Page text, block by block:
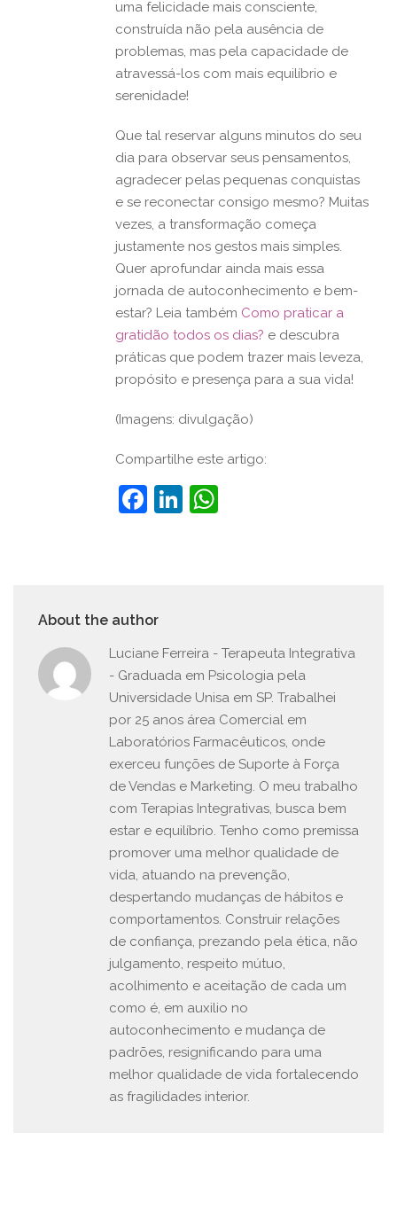
uma felicidade mais consciente,
construída não pela ausência de
problemas, mas pela capacidade de
atravessá-los com mais equilíbrio e
serenidade!
Que tal reservar alguns minutos do seu
dia para observar seus pensamentos,
agradecer pelas pequenas conquistas
e se reconectar consigo mesmo? Muitas
vezes, a transformação começa
justamente nos gestos mais simples.
Quer aprofundar ainda mais essa
jornada de autoconhecimento e bem-
estar? Leia também Como praticar a
gratidão todos os dias? e descubra
práticas que podem trazer mais leveza,
propósito e presença para a sua vida!
(Imagens: divulgação)
Compartilhe este artigo:
Facebook
LinkedIn
About the author
Luciane Ferreira - Terapeuta Integrativa
- Graduada em Psicologia pela
Universidade Unisa em SP. Trabalhei
por 25 anos área Comercial em
Laboratórios Farmacêuticos, onde
exerceu funções de Suporte à Força
de Vendas e Marketing. O meu trabalho
com Terapias Integrativas, busca bem
estar e equilíbrio. Tenho como premissa
promover uma melhor qualidade de
vida, atuando na prevenção,
despertando mudanças de hábitos e
comportamentos. Construir relações
de confiança, prezando pela ética, não
julgamento, respeito mútuo,
acolhimento e aceitação de cada um
como é, em auxilio no
autoconhecimento e mudança de
padrões, resignificando para uma
melhor qualidade de vida fortalecendo
as fragilidades interior.